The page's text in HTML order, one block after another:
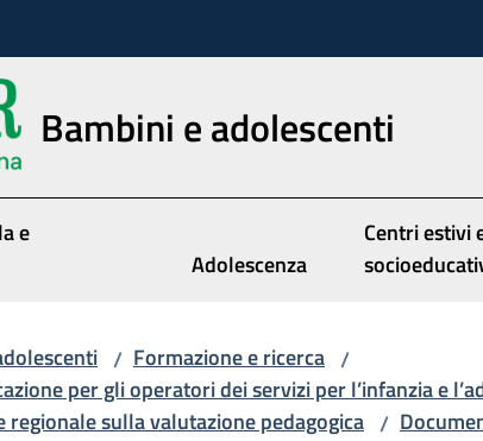
Bambini e adolescenti
e
Adolescenza
Centri estivi
/ Formazione e ricerca /
per gli operatori dei servizi per l’infanzia e
sulla valutazione pedagogica /